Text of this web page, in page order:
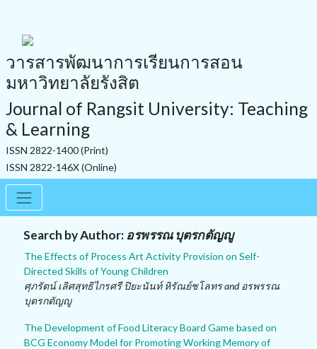
วารสารพัฒนาการเรียนการสอน
มหาวิทยาลัยรังสิต
Journal of Rangsit University: Teaching
& Learning
ISSN 2822-1400 (Print)
ISSN 2822-146X (Online)
Search by Author: อรพรรณ บุตรกตัญญู
The Effects of Process Art Activity Provision on Self-
Directed Skills of Young Children
ศุภรัตน์ เลิศสุทธิไกรศรี ปิยะนันท์ หิรัณย์ชโลทร and อรพรรณ
บุตรกตัญญู
The Development of Food Literacy Board Game based on
BCG Economy Model for Promoting Working Memory of